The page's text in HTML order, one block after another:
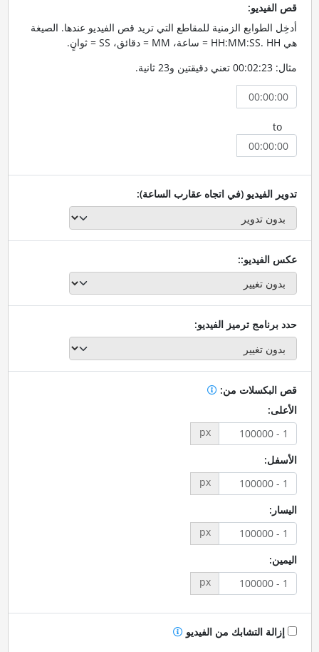
قص الفيديو:
أدخِل الطوابع الزمنية للمقاطع التي تريد قص الفيديو عندها. الصيغة
هي HH:MM:SS. HH = ساعة، MM = دقائق، SS = ثوانٍ.
مثال: 00:02:23 تعني دقيقتين و23 ثانية.
to
تدوير الفيديو (في اتجاه عقارب الساعة):
عكس الفيديو::
حدد برنامج ترميز الفيديو:
قص البكسلات من:
الأعلى:
px
الأسفل:
px
اليسار:
px
اليمين:
px
إزالة التشابك من الفيديو